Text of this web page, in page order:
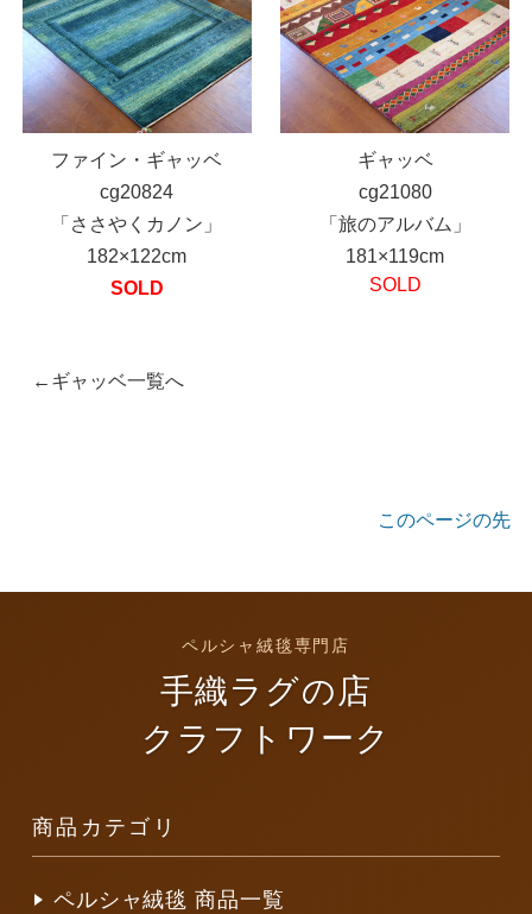
ファイン・ギャッベ
cg20824
「ささやくカノン」
182×122cm
SOLD
ギャッベ
cg21080
「旅のアルバム」
181×119cm
SOLD
←ギャッベ一覧へ
このページの先
ペルシャ絨毯専門店
手織ラグの店
クラフトワーク
商品カテゴリ
ペルシャ絨毯 商品一覧